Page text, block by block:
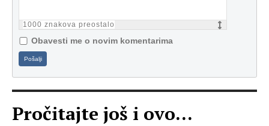
1000 znakova preostalo
Obavesti me o novim komentarima
Pošalji
Pročitajte još i ovo...